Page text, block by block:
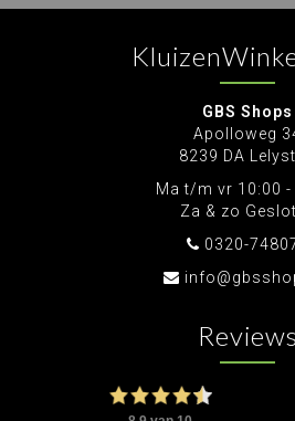
GBS Shops
Apolloweg
8239 DA
Ma t/m vr 10:00 -
Za & zo
0320-
Reviews